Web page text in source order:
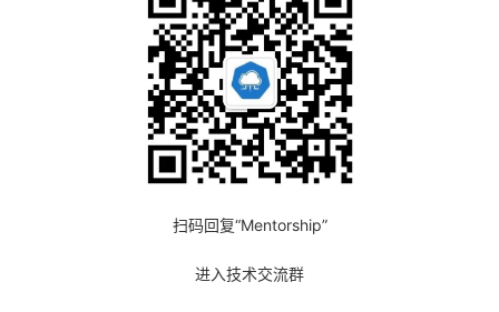
扫码回复“Mentorship”
进入技术交流群